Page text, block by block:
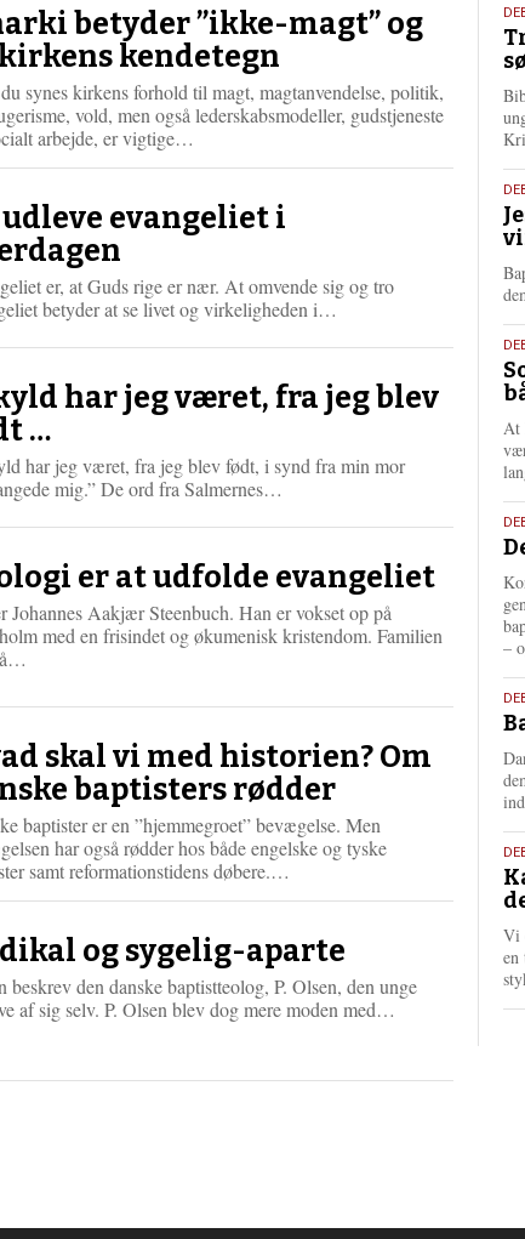
betyder ”ikke-magt” og
kendetegn
synes kirkens forhold til magt, magtanvendelse, politik,
vold, men også lederskabsmodeller, gudstjeneste
arbejde, er vigtige…
m
e
evangeliet i
er, at Guds rige er nær. At omvende sig og tro
betyder at se livet og virkeligheden i…
s
e
har jeg været, fra jeg blev
…
har jeg været, fra jeg blev født, i synd fra min mor
mig.” De ord fra Salmernes…
s
e
e
er at udfolde evangeliet
Johannes Aakjær Steenbuch. Han er vokset op på
med en frisindet og økumenisk kristendom. Familien
s
e
r
e
skal vi med historien? Om
baptisters rødder
baptister er en ”hjemmegroet” bevægelse. Men
har også rødder hos både engelske og tyske
samt reformationstidens døbere.…
m
e
r
e
og sygelig-aparte
beskrev den danske baptistteolog, P. Olsen, den unge
af sig selv. P. Olsen blev dog mere moden med…
m
2.
At
–
Vi
en